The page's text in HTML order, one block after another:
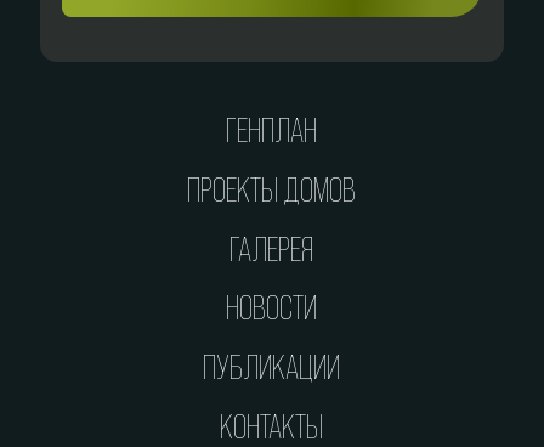
ГЕНПЛАН
ПРОЕКТЫ ДОМОВ
ГАЛЕРЕЯ
НОВОСТИ
ПУБЛИКАЦИИ
КОНТАКТЫ